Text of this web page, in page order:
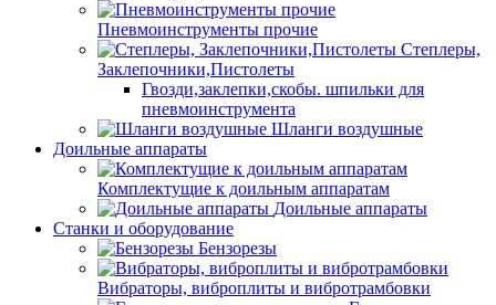
Пневмоинструменты прочие
Степлеры,
Заклепочники,Пистолеты
Гвозди,заклепки,скобы. шпильки для
пневмоинструмента
Шланги воздушные
Доильные аппараты
Комплектущие к доильным аппаратам
Доильные аппараты
Станки и оборудование
Бензорезы
Вибраторы, виброплиты и вибротрамбовки